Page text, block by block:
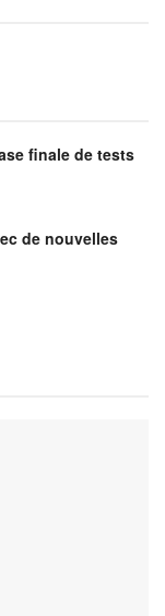
finale de tests
de nouvelles